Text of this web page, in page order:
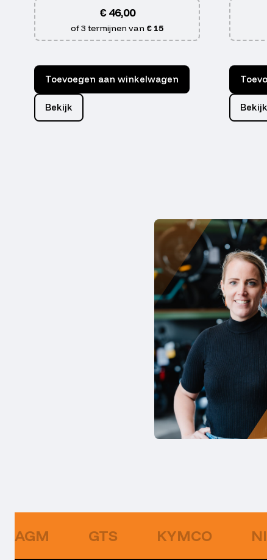
€46,00
of 3 termijnen van € 15
Toevoegen aan winkelwagen
Bekijk Bekijk
AGM GTS KYMCO